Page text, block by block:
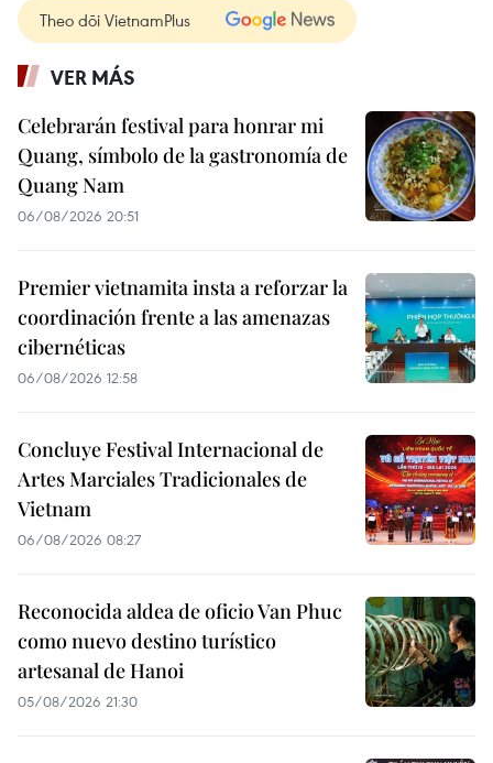
Theo dõi VietnamPlus
VER MÁS
Celebrarán festival para honrar mi
Quang, símbolo de la gastronomía de
Quang Nam
06/08/2026 20:51
Premier vietnamita insta a reforzar la
coordinación frente a las amenazas
cibernéticas
06/08/2026 12:58
Concluye Festival Internacional de
Artes Marciales Tradicionales de
Vietnam
06/08/2026 08:27
Reconocida aldea de oficio Van Phuc
como nuevo destino turístico
artesanal de Hanoi
05/08/2026 21:30